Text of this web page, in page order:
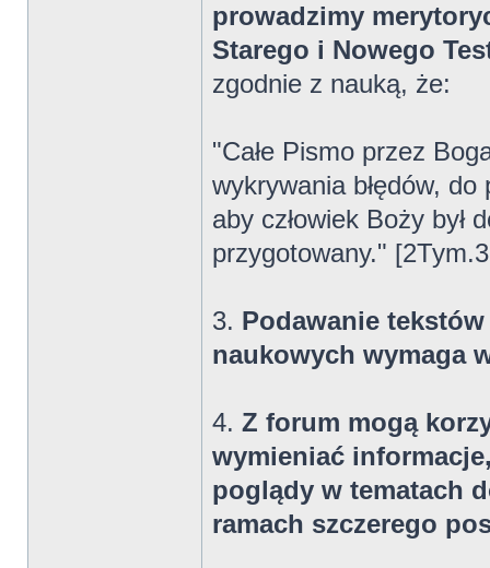
prowadzimy
Starego i Nowego
zgodnie z nauką, że:
"Całe Pismo przez
wykrywania błędów,
aby człowiek Boży był
przygotowany."
3. Podawanie
naukowych wymaga
4. Z forum mogą
wymieniać
poglądy w tematach
ramach szczerego